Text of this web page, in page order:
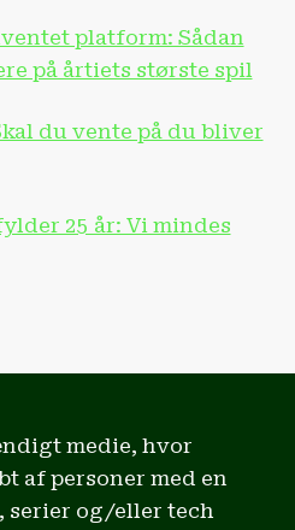
platform: Sådan
på årtiets største spil
du vente på du bliver
25 år: Vi mindes
medie, hvor
af personer med en
serier og/eller tech